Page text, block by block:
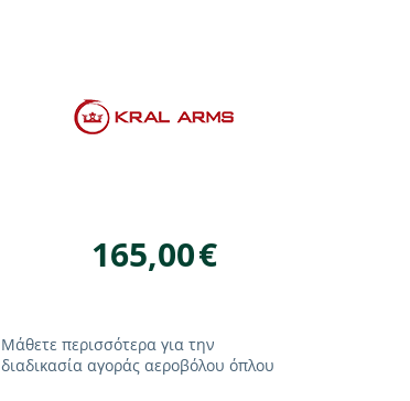
165,00€
Μάθετε περισσότερα για την
διαδικασία αγοράς αεροβόλου όπλου